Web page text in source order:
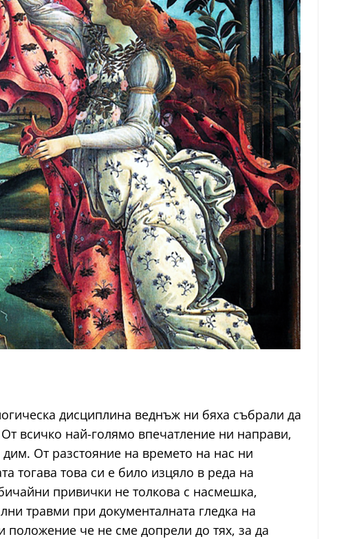
дисциплина веднъж ни бяха събрали да
всичко най-голямо впечатление ни направи,
От разстояние на времето на нас ни
тогава това си е било изцяло в реда на
привички не толкова с насмешка,
травми при документалната гледка на
че не сме допрели до тях, за да